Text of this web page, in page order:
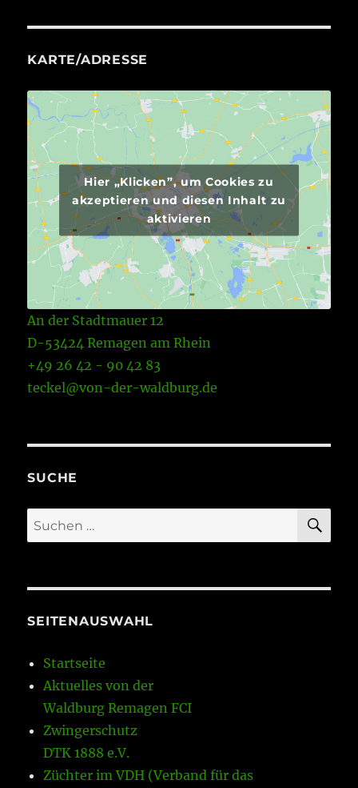
KARTE/ADRESSE
Hier „Klicken”, um Cookies zu
akzeptieren und diesen Inhalt zu
aktivieren
An der Stadtmauer 12
D-53424 Remagen am Rhein
+49 26 42 - 90 42 83
teckel@von-der-waldburg.de
SUCHE
Suchen
nach:
SEITENAUSWAHL
Startseite
Aktuelles von der
Waldburg Remagen FCI
Zwingerschutz
DTK 1888 e.V.
Züchter im VDH (Verband für das